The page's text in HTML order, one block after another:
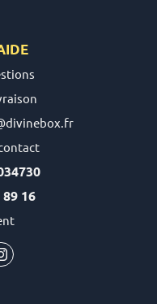
89 16